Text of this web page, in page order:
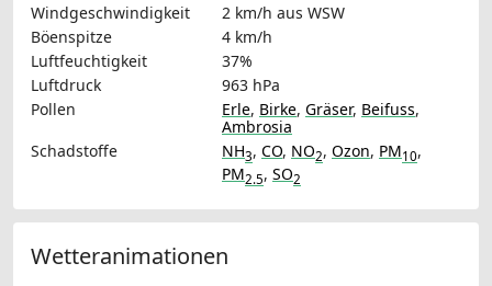
Windgeschwindigkeit
2 km/h aus WSW
Böenspitze
4 km/h
Luftfeuchtigkeit
37%
Luftdruck
963 hPa
Pollen
Erle, Birke, Gräser, Beifuss,
Ambrosia
Schadstoffe
NH3, CO, NO2, Ozon, PM10,
PM2.5, SO2
Wetteranimationen